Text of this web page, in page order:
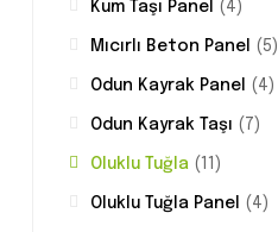
Kum Taşı Panel (4)
Mıcırlı Beton Panel (5)
Odun Kayrak Panel (4)
Odun Kayrak Taşı (7)
Oluklu Tuğla (11)
Oluklu Tuğla Panel (4)